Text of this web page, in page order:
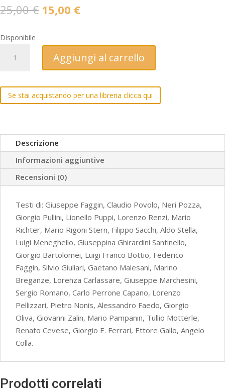
25,00€ Il
era:
25,00 €.
15,00 €Il
è:
15,00 €.
Disponibile
OLIMPICO
-
Memorie
(1987-
1990)
quantità
Aggiungi al carrello
Se stai acquistando per una libreria clicca qui
Descrizione
Informazioni aggiuntive
Recensioni (0)
Testi di: Giuseppe Faggin, Claudio Povolo, Neri Pozza,
Giorgio Pullini, Lionello Puppi, Lorenzo Renzi, Mario
Richter, Mario Rigoni Stern, Filippo Sacchi, Aldo Stella,
Luigi Meneghello, Giuseppina Ghirardini Santinello,
Giorgio Bartolomei, Luigi Franco Bottio, Federico
Faggin, Silvio Giuliari, Gaetano Malesani, Marino
Breganze, Lorenza Carlassare, Giuseppe Marchesini,
Sergio Romano, Carlo Perrone Capano, Lorenzo
Pellizzari, Pietro Nonis, Alessandro Faedo, Giorgio
Oliva, Giovanni Zalin, Mario Pampanin, Tullio Motterle,
Renato Cevese, Giorgio E. Ferrari, Ettore Gallo, Angelo
Colla.
Prodotti correlati